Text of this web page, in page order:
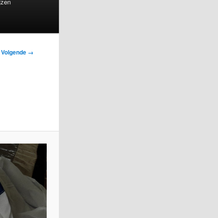
Volgende →